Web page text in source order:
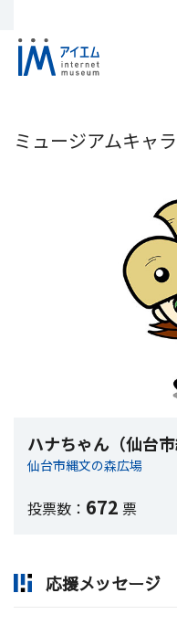
ミュージアムキャ
ハナちゃん（仙台市
仙台市縄文の森広場
投票数： 672 票
応援メッセージ